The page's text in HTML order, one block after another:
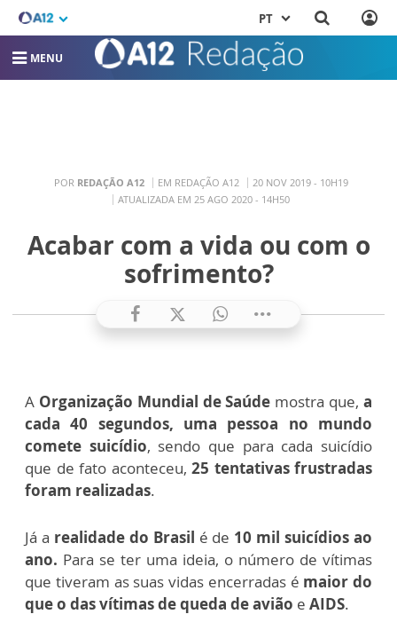
PT
MENU
POR REDAÇÃO A12 EM REDAÇÃO A12
20 NOV 2019 - 10H19
ATUALIZADA EM 25 AGO 2020 - 14H50
Acabar com a vida ou com o
sofrimento?
A Organização Mundial de Saúde mostra que,a
cada 40 segundos, uma pessoa no mundo
comete suicídio, sendo que para cada suicídio
que de fato aconteceu, 25 tentativas frustradas
foram realizadas.
Já a realidade do Brasil é de 10 mil suicídios ao
ano. Para se ter uma ideia, o número de vítimas
que tiveram as suas vidas encerradas é maior do
que o das vítimas de queda de avião e AIDS.